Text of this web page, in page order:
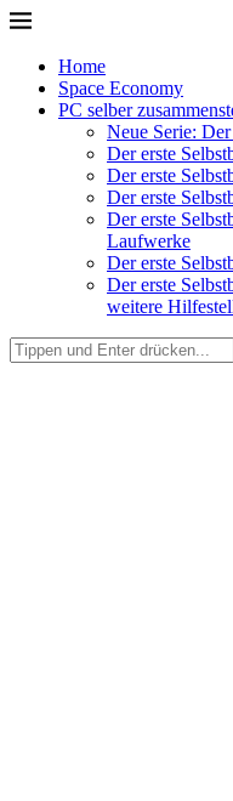
Home
Space Economy
PC selber
Neue Serie:
Der erste
Der erste
Der erste
Der erste
Laufwerke
Der erste
Der erste
weitere